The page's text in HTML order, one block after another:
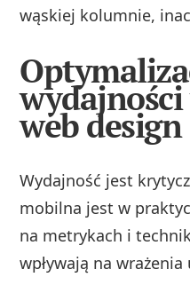
wąskiej kolumnie,
web design
Wydajność jest
mobilna jest w
na metrykach i
wpływają na